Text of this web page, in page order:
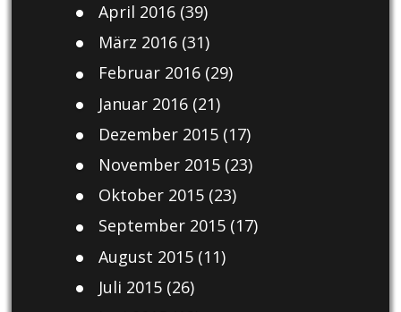
April 2016(39)
März 2016(31)
Februar 2016(29)
Januar 2016(21)
Dezember 2015(17)
November 2015(23)
Oktober 2015(23)
September 2015(17)
August 2015(11)
Juli 2015(26)